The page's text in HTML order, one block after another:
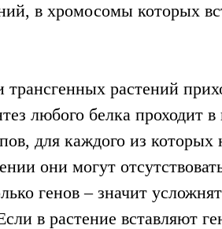
в хромосомы которых
трансгенных растений
любого белка проходит в
для каждого из
они могут
генов – значит
в растение вставляют